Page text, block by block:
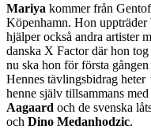
Mariya kommer från
Köpenhamn. Hon uppträder
hjälper också andra artister
danska X Factor där hon
nu ska hon för första
Hennes tävlingsbidrag heter
henne själv tillsammans
Aagaard och de svenska
och Dino Medanhodzic.